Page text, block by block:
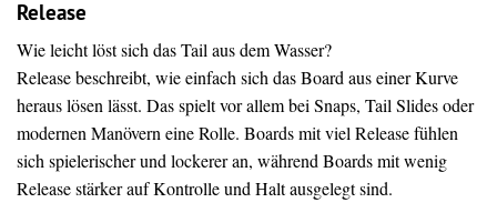
Release
Wie leicht löst sich das Tail aus dem Wasser?
Release beschreibt, wie einfach sich das Board aus einer Kurve
heraus lösen lässt. Das spielt vor allem bei Snaps, Tail Slides oder
modernen Manövern eine Rolle. Boards mit viel Release fühlen
sich spielerischer und lockerer an, während Boards mit wenig
Release stärker auf Kontrolle und Halt ausgelegt sind.